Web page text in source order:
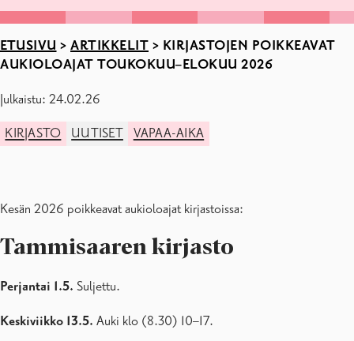
ETUSIVU > ARTIKKELIT > KIRJASTOJEN POIKKEAVAT
AUKIOLOAJAT TOUKOKUU–ELOKUU 2026
Julkaistu: 24.02.26
KIRJASTO UUTISET VAPAA-AIKA
Kesän 2026 poikkeavat aukioloajat kirjastoissa:
Tammisaaren kirjasto
Perjantai 1.5. Suljettu.
Keskiviikko 13.5. Auki klo (8.30) 10–17.